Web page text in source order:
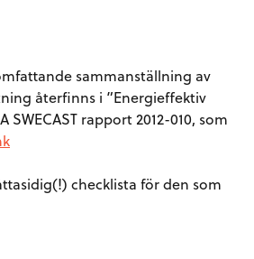
sammanställning av
återfinns i ”Energieffektiv
SWECAST rapport 2012-010, som
checklista för den som